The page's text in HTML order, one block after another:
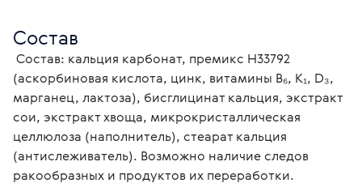
Состав
(аскорбиновая кислота, цинк, витамины B₆, К₁, D₃,
марганец, лактоза), бисглицинат кальция, экстракт
сои, экстракт хвоща, микрокристаллическая
целлюлоза (наполнитель), стеарат кальция
(антислеживатель). Возможно наличие следов
ракообразных и продуктов их переработки.